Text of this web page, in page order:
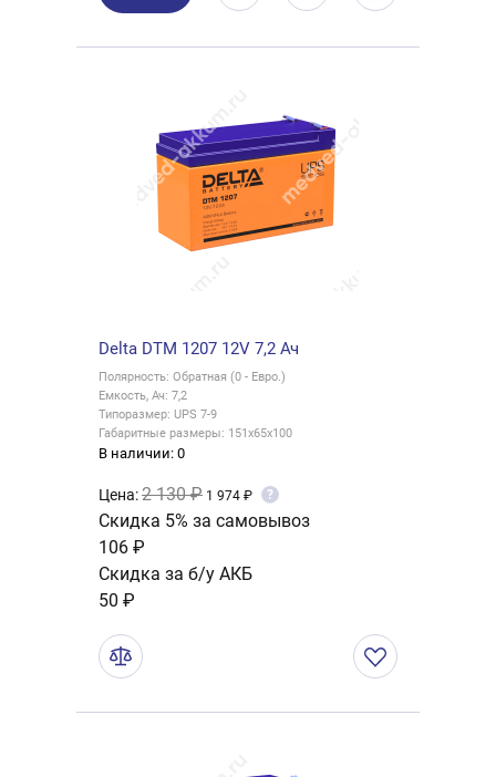
Delta DTM 1207 12V 7,2 Ач
Полярность: Обратная (0 - Евро.)
Емкость, Ач: 7,2
Типоразмер: UPS 7-9
Габаритные размеры: 151x65x100
В наличии: 0
Цена:2 130 ₽ 1 974 ₽ ?
Скидка 5% за самовывоз
106 ₽
Скидка за б/у АКБ
50 ₽